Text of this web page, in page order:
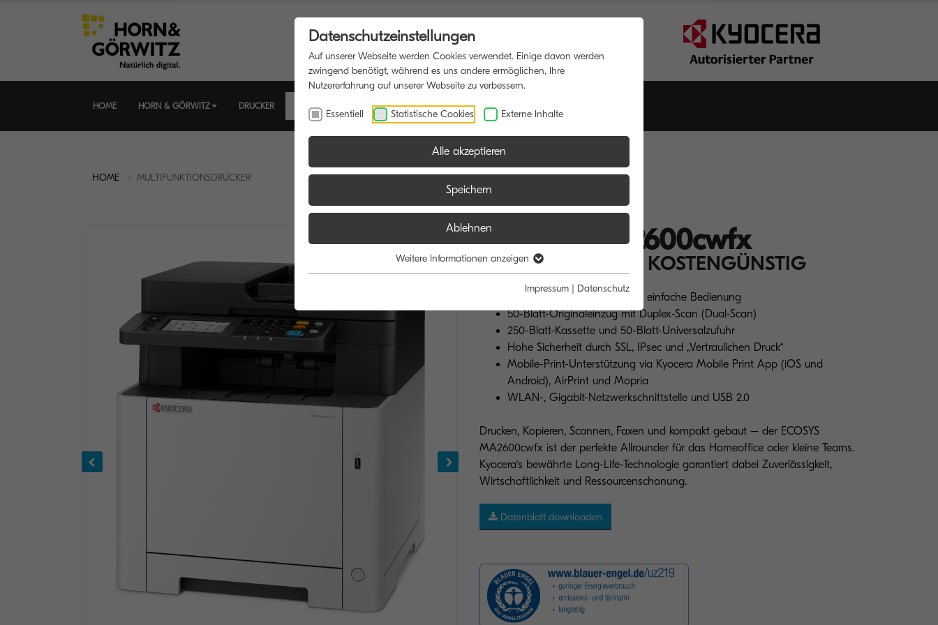
HOME HORN & GÖRWITZ DRUCKER MULTIFUNKTIONSDRUCKER SOFTWARE BLOG
HOME MULTIFUNKTIONSDRUCKER
ECOSYS MA2600cwfx
SPITZENQUALITÄT KOSTENGÜNSTIG
Komfortables Touchpanel für einfache Bedienung
50-Blatt-Originaleinzug mit Duplex-Scan (Dual-Scan)
250-Blatt-Kassette und 50-Blatt-Universalzufuhr
Hohe Sicherheit durch SSL, IPsec und „Vertraulichen Druck“
Mobile-Print-Unterstützung via Kyocera Mobile Print App (iOS und
Android), AirPrint und Mopria
WLAN-, Gigabit-Netzwerkschnittstelle und USB 2.0
Drucken, Kopieren, Scannen, Faxen und kompakt gebaut – der ECOSYS
MA2600cwfx ist der perfekte Allrounder für das Homeoffice oder kleine Teams.
Kyocera‘s bewährte Long-Life-Technologie garantiert dabei Zuverlässigkeit,
Wirtschaftlichkeit und Ressourcenschonung.
Datenblatt downloaden
Datenschutzeinstellungen
Auf unserer Webseite werden Cookies verwendet. Einige davon werden
zwingend benötigt, während es uns andere ermöglichen, Ihre
Nutzererfahrung auf unserer Webseite zu verbessern.
Essentiell Statistische Cookies Externe Inhalte
Alle akzeptieren
Speichern
Ablehnen
Weitere Informationen anzeigen
Impressum | Datenschutz